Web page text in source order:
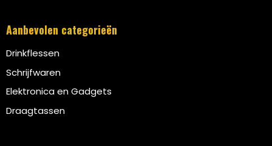
Aanbevolen categorieën
Drinkflessen
Schrijfwaren
Elektronica en Gadgets
Draagtassen